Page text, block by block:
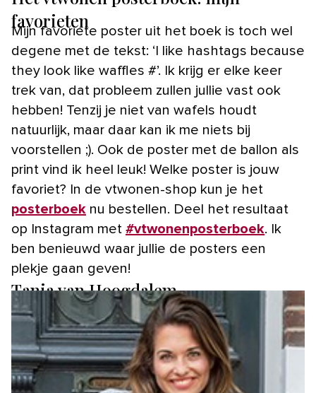
favorieten
Mijn favoriete poster uit het boek is toch wel
degene met de tekst: ‘I like hashtags because
they look like waffles #’. Ik krijg er elke keer
trek van, dat probleem zullen jullie vast ook
hebben! Tenzij je niet van wafels houdt
natuurlijk, maar daar kan ik me niets bij
voorstellen ;). Ook de poster met de ballon als
print vind ik heel leuk! Welke poster is jouw
favoriet? In de vtwonen-shop kun je het
posterboek nu bestellen. Deel het resultaat
op Instagram met #vtwonenposterboek. Ik
ben benieuwd waar jullie de posters een
plekje gaan geven!
Tanja van Hoogdalem